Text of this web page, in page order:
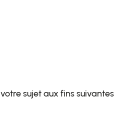
sujet aux fins suivantes